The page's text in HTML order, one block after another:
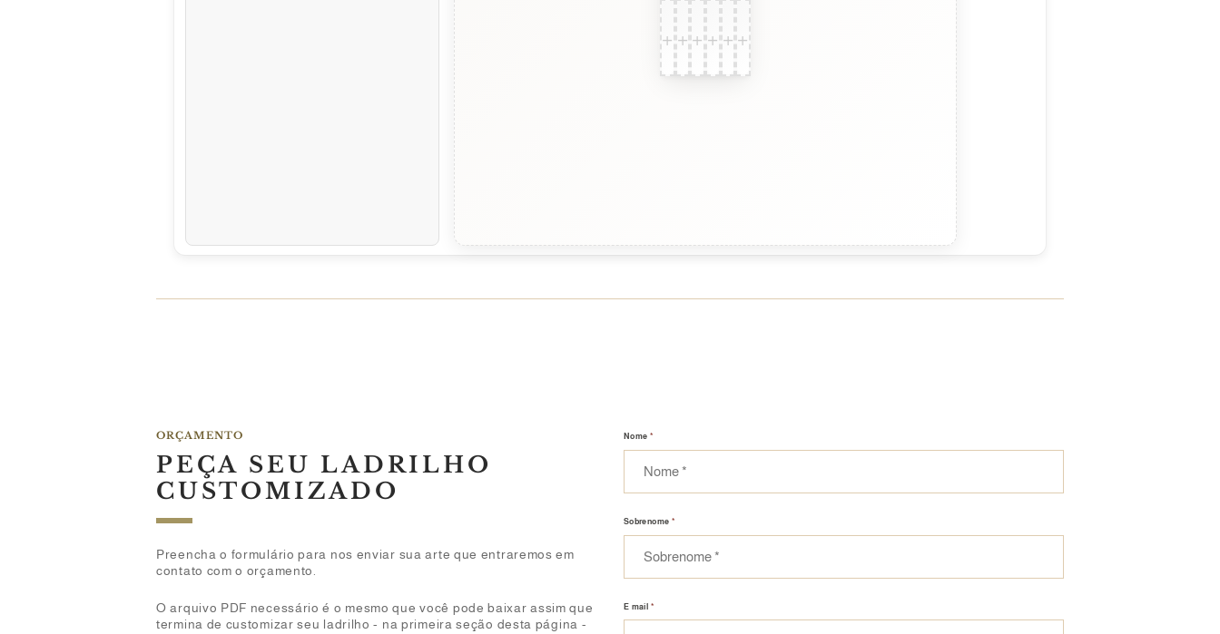
+ ++ + ++
ORÇAMENTO
PEÇA SEU LADRILHO
CUSTOMIZADO
Preencha o formulário para nos enviar sua arte que entraremos em
contato com o orçamento.
O arquivo PDF necessário é o mesmo que você pode baixar assim que
termina de customizar seu ladrilho - na primeira seção desta página -
Nome *
Sobrenome *
E mail *